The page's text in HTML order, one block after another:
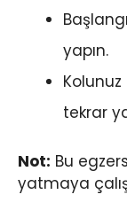
yapın.
tekrar
Not: Bu
yatmaya